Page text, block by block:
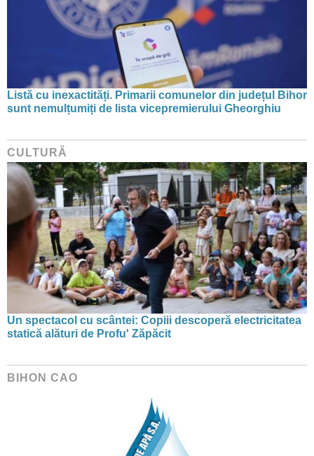
Listă cu inexactități. Primarii comunelor din județul Bihor
sunt nemulțumiți de lista vicepremierului Gheorghiu
CULTURĂ
Un spectacol cu scântei: Copiii descoperă electricitatea
statică alături de Profu' Zăpăcit
BIHON CAO